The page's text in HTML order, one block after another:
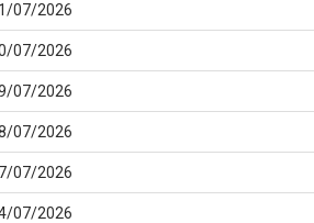
07/2026
07/2026
07/2026
07/2026
07/2026
07/2026